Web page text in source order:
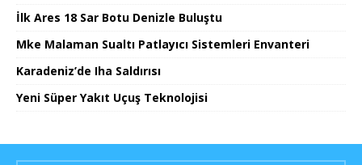
İlk Ares 18 Sar Botu Denizle Buluştu
Mke Malaman Sualtı Patlayıcı Sistemleri Envanteri
Karadeniz’de Iha Saldırısı
Yeni Süper Yakıt Uçuş Teknolojisi